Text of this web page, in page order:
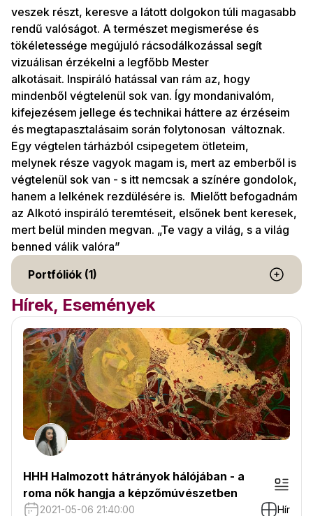
veszek részt, keresve a látott dolgokon túli magasabb
rendű valóságot. A természet megismerése és
tökéletessége megújuló rácsodálkozással segít
vizuálisan érzékelni a legfőbb Mester
alkotásait. Inspiráló hatással van rám az, hogy
mindenből végtelenül sok van. Így mondanivalóm,
kifejezésem jellege és technikai háttere az érzéseim
és megtapasztalásaim során folytonosan változnak.
Egy végtelen tárházból csipegetem ötleteim,
melynek része vagyok magam is, mert az emberből is
végtelenül sok van - s itt nemcsak a színére gondolok,
hanem a lelkének rezdülésére is. Mielőtt befogadnám
az Alkotó inspiráló teremtéseit, elsőnek bent keresek,
mert belül minden megvan. „Te vagy a világ, s a világ
benned válik valóra”
Portfóliók (1)
Hírek, Események
HHH Halmozott hátrányok hálójában - a
roma nők hangja a képzőmúvészetben
2021-05-06 21:40:00 Hír